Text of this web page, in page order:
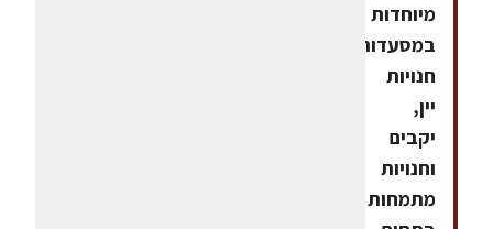
מיוחדות
במסעדות,
חנויות
יין,
יקבים
וחנויות
מתמחות